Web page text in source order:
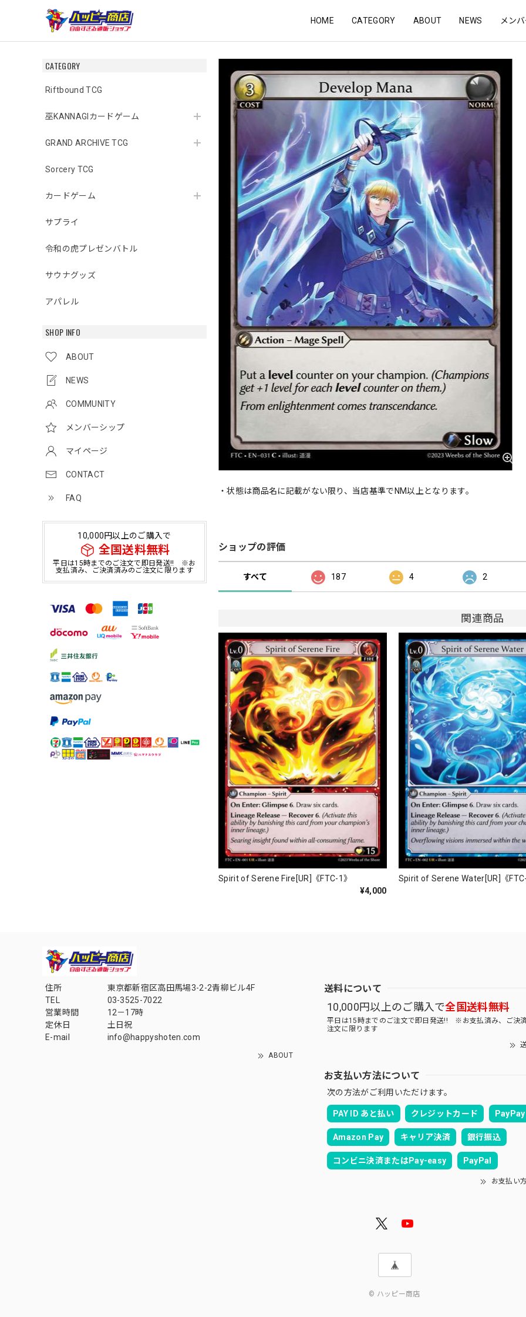
HOME CATEGORY ABOUT NEWS メン
CATEGORY
Riftbound TCG
巫KANNAGIカードゲーム
GRAND ARCHIVE TCG
Sorcery TCG
カードゲーム
サプライ
令和の虎プレゼンバトル
サウナグッズ
アパレル
SHOP INFO
ABOUT
NEWS
COMMUNITY
メンバーシップ
マイページ
CONTACT
FAQ
10,000円以上のご購入で
全国送料無料
平日は15時までのご注文で即日発送!! ※お
支払済み、ご決済済みのご注文に限ります
・状態は商品名に記載がない限り、当店基準でNM以上となります。
ショップの評価
すべて 187 4 2
関連商品
Spirit of Serene Fire[UR]《FTC-1》
¥4,000
Spirit of Serene Water[UR]《
住所
東京都新宿区高田馬場3-2-2青柳ビル4F
TEL
03-3525-7022
営業時間
12－17時
定休日
土日祝
E-mail
info@happyshoten.com
ABOUT
送料について
10,000円以上のご購入で全国送料無料
平日は15時までのご注文で即日発送!! ※お支払済み、ご決
注文に限ります
お支払い方法について
次の方法がご利用いただけます。
PAY ID あと払い クレジットカード PayPay
Amazon Pay キャリア決済 銀行振込
コンビニ決済またはPay-easy PayPal
お支払い
© ハッピー商店